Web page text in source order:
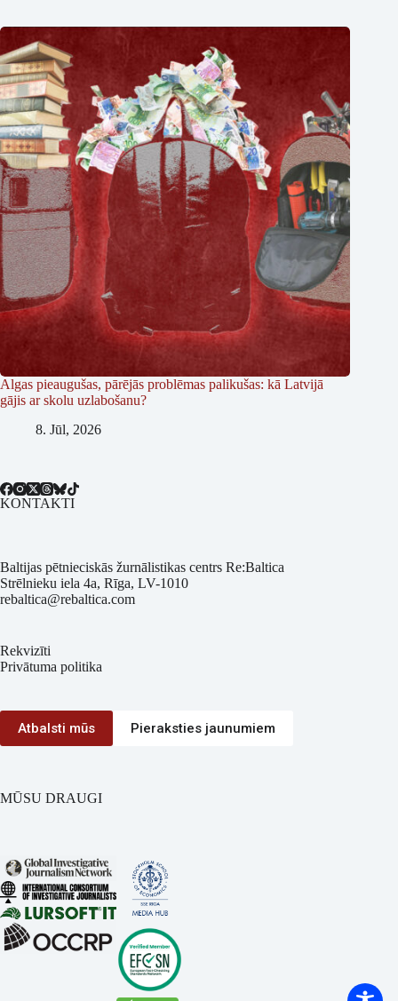
Algas pieaugušas, pārējās problēmas palikušas: kā Latvijā
gājis ar skolu uzlabošanu?
8. Jūl, 2026
KONTAKTI
Baltijas pētnieciskās žurnālistikas centrs Re:Baltica
Strēlnieku iela 4a, Rīga, LV-1010
rebaltica@rebaltica.com
Rekvizīti
Privātuma politika
Atbalsti mūs Pieraksties jaunumiem
MŪSU DRAUGI